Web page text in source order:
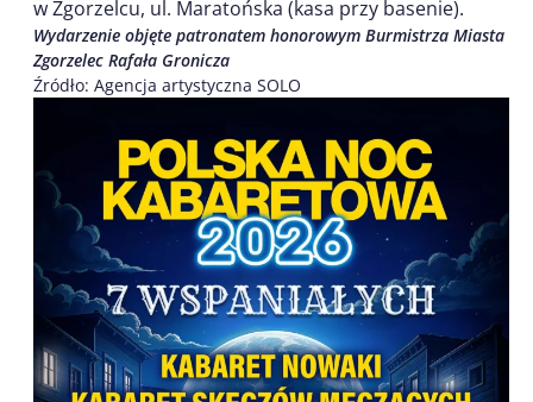
w Zgorzelcu, ul. Maratońska (kasa przy basenie).
Wydarzenie objęte patronatem honorowym Burmistrza Miasta
Zgorzelec Rafała Gronicza
Źródło: Agencja artystyczna SOLO